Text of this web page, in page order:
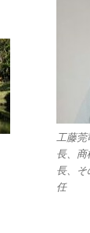
工藤
長、
長、
任